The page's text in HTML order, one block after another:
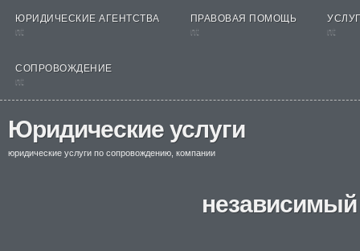
ЮРИДИЧЕСКИЕ АГЕНТСТВА
nt
ПРАВОВАЯ ПОМОЩЬ
nt
nt
СОПРОВОЖДЕНИЕ
nt
Юридические услуги
юридические услуги по сопровождению, компании